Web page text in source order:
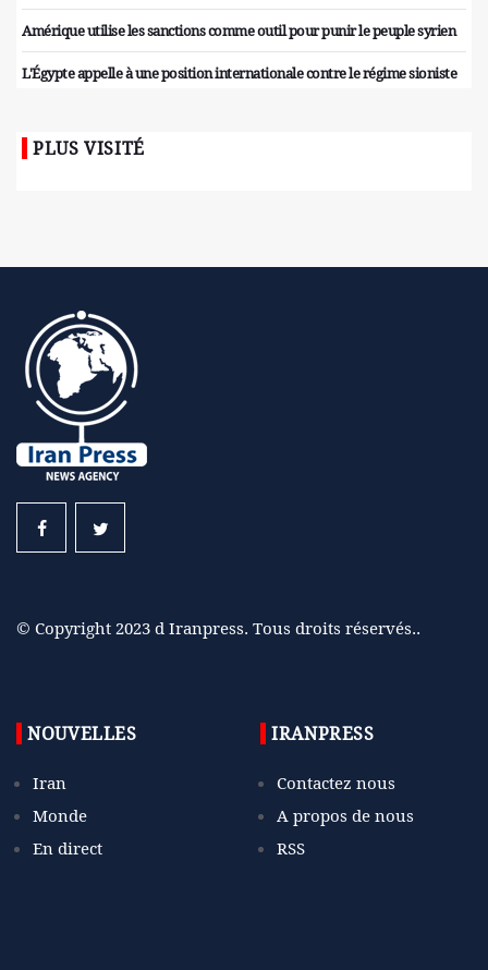
Amérique utilise les sanctions comme outil pour punir le peuple syrien
L'Égypte appelle à une position internationale contre le régime sioniste
PLUS VISITÉ
© Copyright 2023 d Iranpress. Tous droits réservés..
NOUVELLES
Iran
Monde
En direct
IRANPRESS
Contactez nous
A propos de nous
RSS